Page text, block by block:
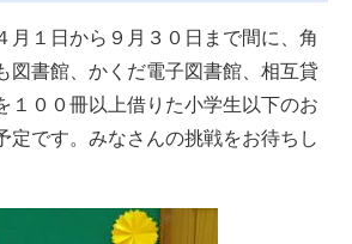
１日から９月３０日まで間に、角
図書館、かくだ電子図書館、相互貸
１００冊以上借りた小学生以下のお
定です。みなさんの挑戦をお待ちし